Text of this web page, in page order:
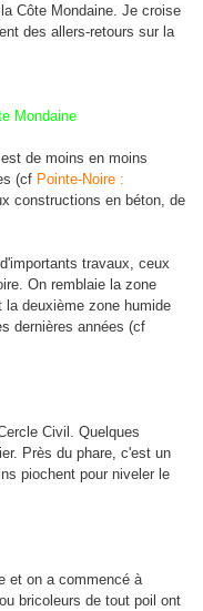
Côte Mondaine. Je croise
des allers-retours sur la
Mondaine
de moins en moins
(cf Pointe-Noire :
constructions en béton, de
travaux, ceux
On remblaie la zone
la deuxième zone humide
dernières années (cf
Civil. Quelques
Près du phare, c'est un
piochent pour niveler le
et on a commencé à
bricoleurs de tout poil ont